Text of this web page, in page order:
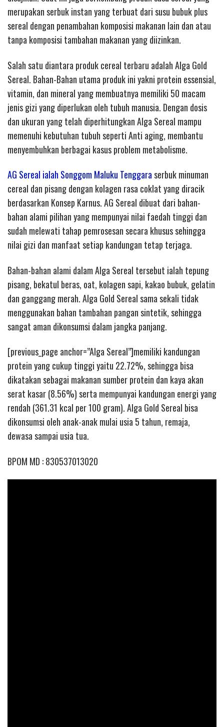
merupakan serbuk instan yang terbuat dari susu bubuk plus
sereal dengan penambahan komposisi makanan lain dan atau
tanpa komposisi tambahan makanan yang diizinkan.
Salah satu diantara produk cereal terbaru adalah Alga Gold
Sereal. Bahan-Bahan utama produk ini yakni protein essensial,
vitamin, dan mineral yang membuatnya memiliki 50 macam
jenis gizi yang diperlukan oleh tubuh manusia. Dengan dosis
dan ukuran yang telah diperhitungkan Alga Sereal mampu
memenuhi kebutuhan tubuh seperti Anti aging, membantu
menyembuhkan berbagai kasus problem metabolisme.
AG Sereal ialah Songgom Maluku Tenggaraserbuk minuman
cereal dan pisang dengan kolagen rasa coklat yang diracik
berdasarkan Konsep Karnus. AG Sereal dibuat dari bahan-
bahan alami pilihan yang mempunyai nilai faedah tinggi dan
sudah melewati tahap pemrosesan secara khusus sehingga
nilai gizi dan manfaat setiap kandungan tetap terjaga.
Bahan-bahan alami dalam Alga Sereal tersebut ialah tepung
pisang, bekatul beras, oat, kolagen sapi, kakao bubuk, gelatin
dan ganggang merah. Alga Gold Sereal sama sekali tidak
menggunakan bahan tambahan pangan sintetik, sehingga
sangat aman dikonsumsi dalam jangka panjang.
[previous_page anchor=”Alga Sereal”]memiliki kandungan
protein yang cukup tinggi yaitu 22.72%, sehingga bisa
dikatakan sebagai makanan sumber protein dan kaya akan
serat kasar (8.56%) serta mempunyai kandungan energi yang
rendah (361.31 kcal per 100 gram). Alga Gold Sereal bisa
dikonsumsi oleh anak-anak mulai usia 5 tahun, remaja,
dewasa sampai usia tua.
BPOM MD : 830537013020